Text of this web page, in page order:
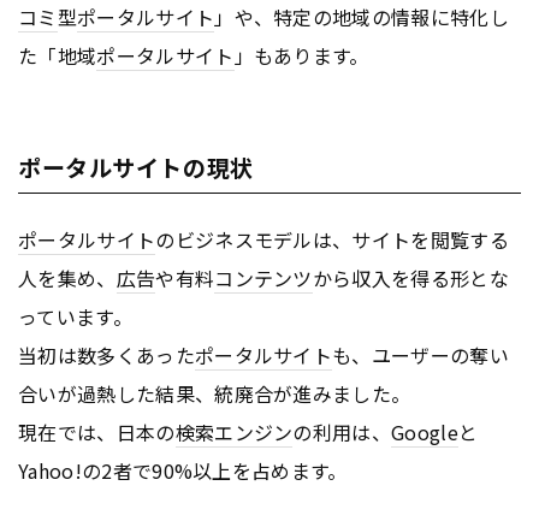
コミ 型ポータルサイト 」や、特定の地域の情報に特化し
た「地域ポータルサイト 」もあります。
ポータルサイトの現状
ポータルサイトのビジネスモデルは、サイトを閲覧する
人を集め、 広告や有料コンテンツから収入を得る形とな
っています。
当初は数多くあったポータルサイトも、ユーザーの奪い
合いが過熱した結果、統廃合が進みました。
現在では、日本の検索エンジンの利用は、Googleと
Yahoo!の2者で90%以上を占めます。